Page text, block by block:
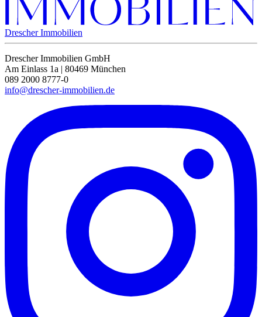
Drescher Immobilien
Drescher Immobilien GmbH
Am Einlass 1a | 80469 München
089 2000 8777-0
info@drescher-immobilien.de